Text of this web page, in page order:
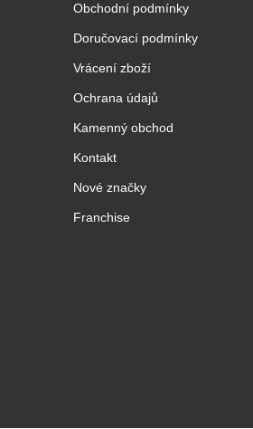
Obchodní podmínky
Doručovací podmínky
Vrácení zboží
Ochrana údajů
Kamenný obchod
Kontakt
Nové značky
Franchise